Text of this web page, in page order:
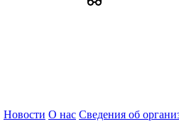
Новости О нас Сведения об